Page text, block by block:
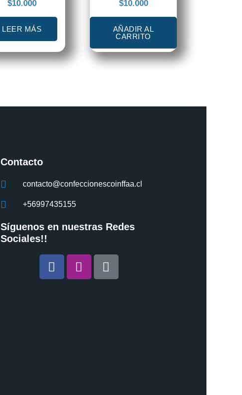
$10.000
LEER MÁS
$10.000
AÑADIR AL
CARRITO
Contacto
contacto@confeccionescoinffaa.cl
+56997435155
Síguenos en nuestras Redes
Sociales!!
Facebook
Instagram
Tiktok